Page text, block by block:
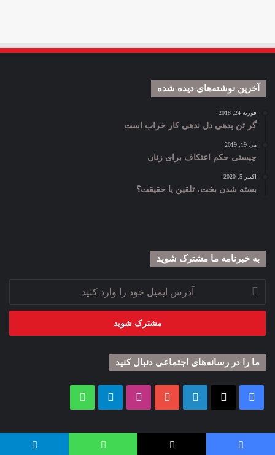
آخرین نوشته‌های دیده شده
فوریه 24, 2018
گر تن بدهی دل ندهی کار خراب است
می 19, 2019
چیستی حکم اعتکاف برای زنان
اکتبر 5, 2020
بسته شدن بخت، تلقین یا حقیقت؟
به خبرنامه‌‌ ما مشترک شوید
آدرس
ایمیل
خود
وارد
ما را در رسانه‌های اجتماعی دنبال کنید
لینکدین یوتیوب اینستاگرامتلگرام